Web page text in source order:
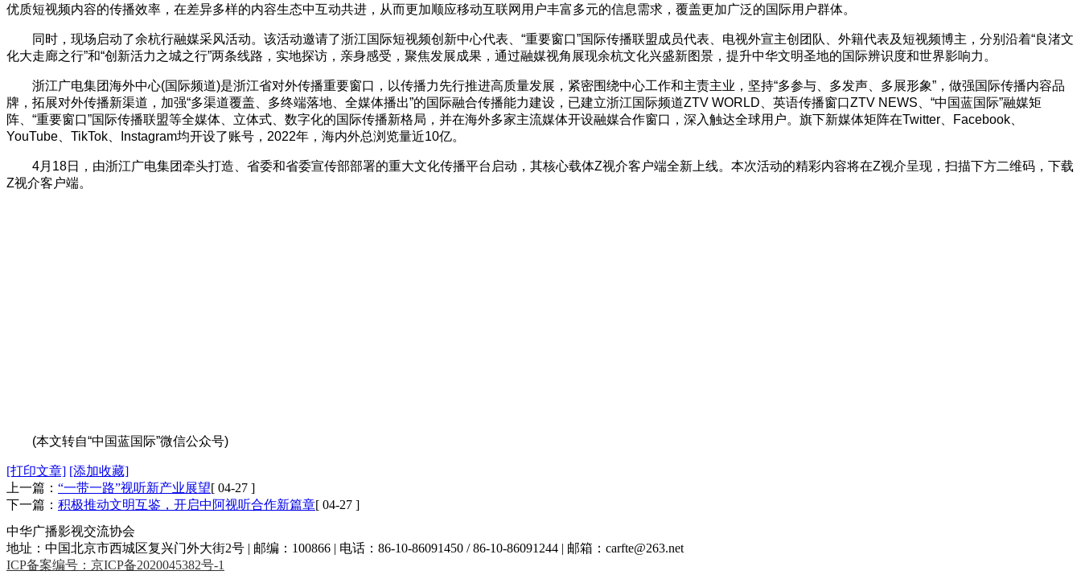
优质短视频内容的传播效率，在差异多样的内容生态中互动共进，从而更加顺应移动互联网用户丰富多元的信息需求，覆盖更加广泛的国际用户群体。
同时，现场启动了余杭行融媒采风活动。该活动邀请了浙江国际短视频创新中心代表、“重要窗口”国际传播联盟成员代表、电视外宣主创团队、外籍代表及短视频博主，分别沿着“良渚文
化大走廊之行”和“创新活力之城之行”两条线路，实地探访，亲身感受，聚焦发展成果，通过融媒视角展现余杭文化兴盛新图景，提升中华文明圣地的国际辨识度和世界影响力。
浙江广电集团海外中心(国际频道)是浙江省对外传播重要窗口，以传播力先行推进高质量发展，紧密围绕中心工作和主责主业，坚持“多参与、多发声、多展形象”，做强国际传播内容品
牌，拓展对外传播新渠道，加强“多渠道覆盖、多终端落地、全媒体播出”的国际融合传播能力建设，已建立浙江国际频道ZTV WORLD、英语传播窗口ZTV NEWS、“中国蓝国际”融媒矩
阵、“重要窗口”国际传播联盟等全媒体、立体式、数字化的国际传播新格局，并在海外多家主流媒体开设融媒合作窗口，深入触达全球用户。旗下新媒体矩阵在Twitter、Facebook、
YouTube、TikTok、Instagram均开设了账号，2022年，海内外总浏览量近10亿。
4月18日，由浙江广电集团牵头打造、省委和省委宣传部部署的重大文化传播平台启动，其核心载体Z视介客户端全新上线。本次活动的精彩内容将在Z视介呈现，扫描下方二维码，下载
Z视介客户端。
(本文转自“中国蓝国际”微信公众号)
[打印文章] [添加收藏]
上一篇： “一带一路”视听新产业展望[ 04-27 ]
下一篇： 积极推动文明互鉴，开启中阿视听合作新篇章[ 04-27 ]
中华广播影视交流协会
地址：中国北京市西城区复兴门外大街2号 | 邮编：100866 | 电话：86-10-86091450 / 86-10-86091244 | 邮箱：carfte@263.net
ICP备案编号：京ICP备2020045382号-1